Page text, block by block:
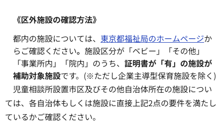
《区外施設の確認方法》
都内の施設については、 東京都福祉局のホームページか
らご確認ください。 施設区分が「ベビー」「その他」
「事業所内」「院内」のうち、 証明書が「有」の施設が
補助対象施設です。(※ただし企業主導型保育施設を除く)
児童相談所設置市区及びその他自治体所在の施設につい
ては、各自治体もしくは施設に直接上記2点の要件を満たし
ているかご確認ください。